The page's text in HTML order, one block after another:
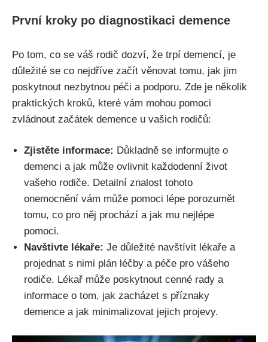
První kroky po diagnostikaci demence
Po tom, co se váš rodič dozví, že trpí demencí, je
důležité se co nejdříve začít věnovat tomu, jak jim
poskytnout nezbytnou péči a podporu. Zde je několik
praktických kroků, které vám mohou pomoci
zvládnout začátek demence u vašich rodičů:
Zjistěte informace: Důkladně se informujte o
demenci a jak může ovlivnit každodenní život
vašeho rodiče. Detailní znalost tohoto
onemocnění vám může pomoci lépe porozumět
tomu, co pro něj prochází a jak mu nejlépe
pomoci.
Navštivte lékaře: Je důležité navštívit lékaře a
projednat s nimi plán léčby a péče pro vášeho
rodiče. Lékař může poskytnout cenné rady a
informace o tom, jak zacházet s příznaky
demence a jak minimalizovat jejich projevy.